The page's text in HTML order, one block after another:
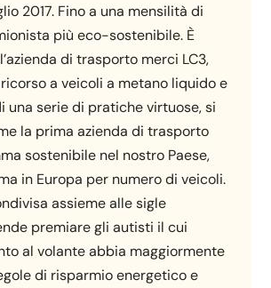
2017. Fino a una mensilità di
più eco-sostenibile. È
di trasporto merci LC3,
a veicoli a metano liquido e
una serie di pratiche virtuose, si
la prima azienda di trasporto
sostenibile nel nostro Paese,
in Europa per numero di veicoli.
assieme alle sigle
premiare gli autisti il cui
al volante abbia maggiormente
di risparmio energetico e